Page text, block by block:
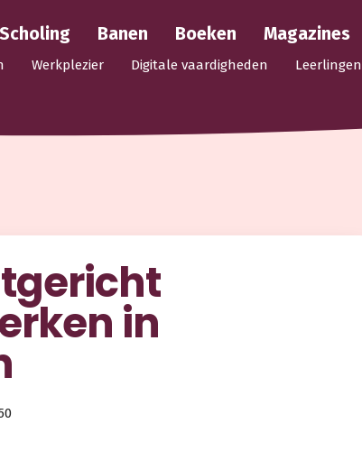
Scholing Banen Boeken Magazines
Werkplezier Digitale vaardigheden Leerlingen
in